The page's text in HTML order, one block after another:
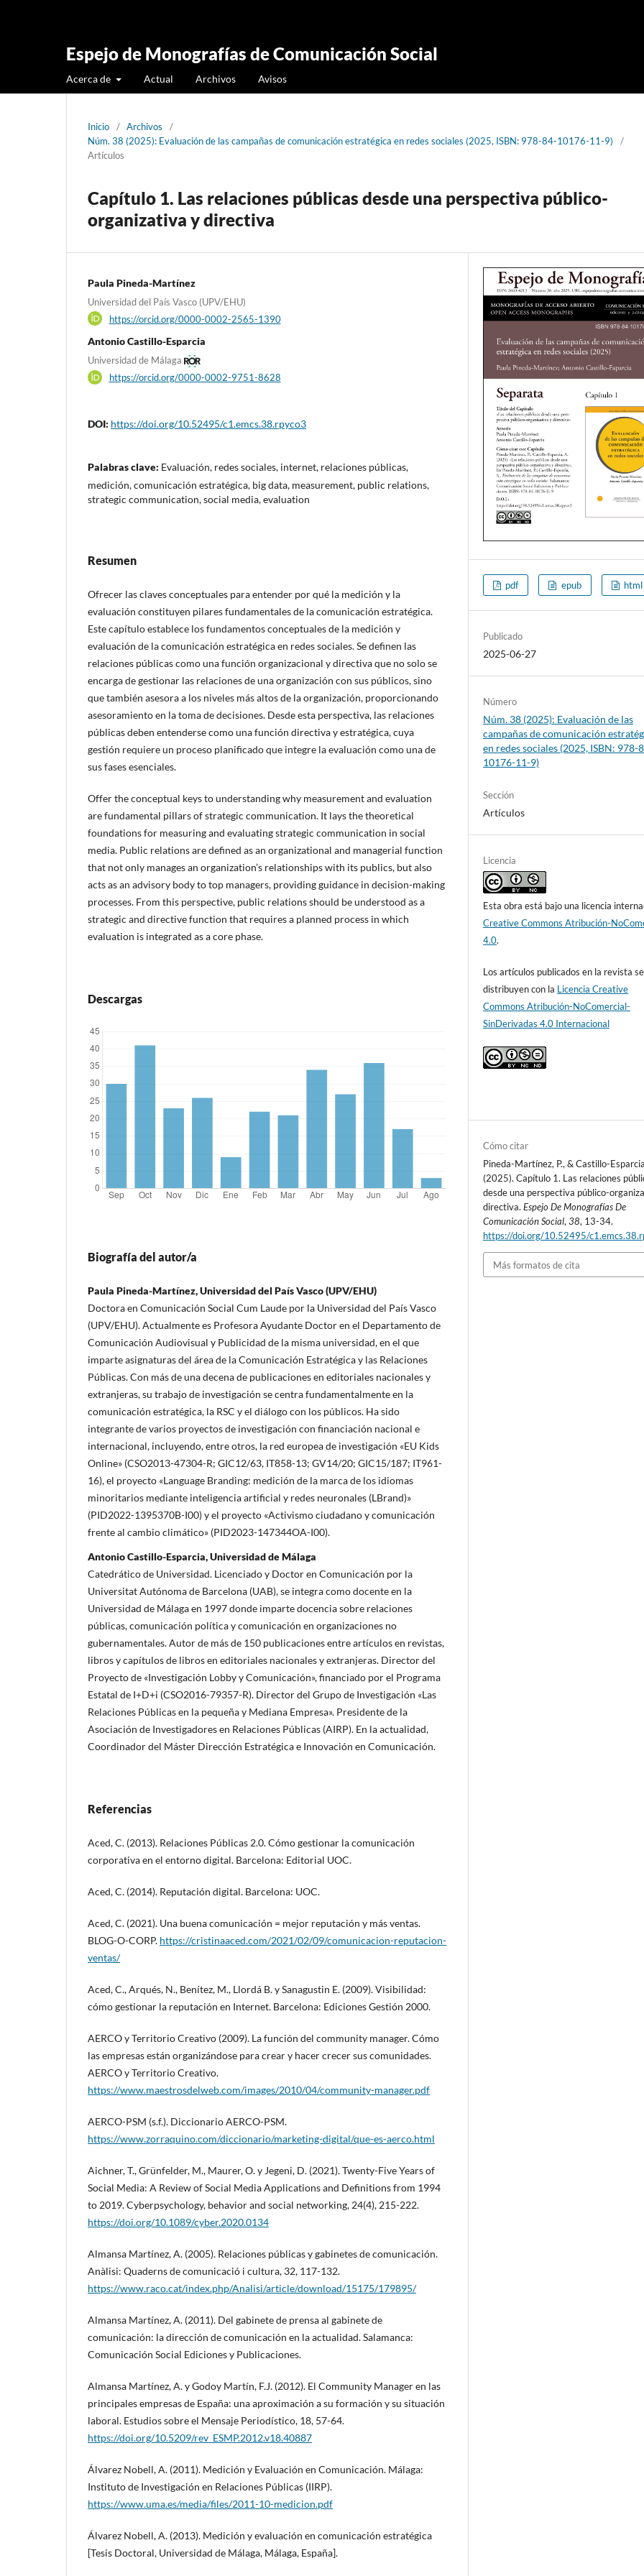
Espejo de Monografías de Comunicación Social
Acerca de Actual Archivos Avisos
Inicio / Archivos
/
Núm. 38 (2025): Evaluación de las campañas de comunicación estratégica en redes sociales (2025, ISBN: 978-84-10176-11-9)
/
Artículos
Capítulo 1. Las relaciones públicas desde una perspectiva público-
organizativa y directiva
Paula Pineda-Martínez
Universidad del País Vasco (UPV/EHU)
https://orcid.org/0000-0002-2565-1390
Antonio Castillo-Esparcia
Universidad de Málaga
https://orcid.org/0000-0002-9751-8628
DOI: https://doi.org/10.52495/c1.emcs.38.rpyco3
Palabras clave: Evaluación, redes sociales, internet, relaciones públicas,
medición, comunicación estratégica, big data, measurement, public relations,
strategic communication, social media, evaluation
Resumen
Ofrecer las claves conceptuales para entender por qué la medición y la
evaluación constituyen pilares fundamentales de la comunicación estratégica.
Este capítulo establece los fundamentos conceptuales de la medición y
evaluación de la comunicación estratégica en redes sociales. Se definen las
relaciones públicas como una función organizacional y directiva que no solo se
encarga de gestionar las relaciones de una organización con sus públicos, sino
que también asesora a los niveles más altos de la organización, proporcionando
asesoramiento en la toma de decisiones. Desde esta perspectiva, las relaciones
públicas deben entenderse como una función directiva y estratégica, cuya
gestión requiere un proceso planificado que integre la evaluación como una de
sus fases esenciales.
Offer the conceptual keys to understanding why measurement and evaluation
are fundamental pillars of strategic communication. It lays the theoretical
foundations for measuring and evaluating strategic communication in social
media. Public relations are defined as an organizational and managerial function
that not only manages an organization’s relationships with its publics, but also
acts as an advisory body to top managers, providing guidance in decision-making
processes. From this perspective, public relations should be understood as a
strategic and directive function that requires a planned process in which
evaluation is integrated as a core phase.
Descargas
Biografía del autor/a
Paula Pineda-Martínez, Universidad del País Vasco (UPV/EHU)
Doctora en Comunicación Social Cum Laude por la Universidad del País Vasco
(UPV/EHU). Actualmente es Profesora Ayudante Doctor en el Departamento de
Comunicación Audiovisual y Publicidad de la misma universidad, en el que
imparte asignaturas del área de la Comunicación Estratégica y las Relaciones
Públicas. Con más de una decena de publicaciones en editoriales nacionales y
extranjeras, su trabajo de investigación se centra fundamentalmente en la
comunicación estratégica, la RSC y el diálogo con los públicos. Ha sido
integrante de varios proyectos de investigación con financiación nacional e
internacional, incluyendo, entre otros, la red europea de investigación «EU Kids
Online» (CSO2013-47304-R; GIC12/63, IT858-13; GV14/20; GIC15/187; IT961-
16), el proyecto «Language Branding: medición de la marca de los idiomas
minoritarios mediante inteligencia artificial y redes neuronales (LBrand)»
(PID2022-1395370B-I00) y el proyecto «Activismo ciudadano y comunicación
frente al cambio climático» (PID2023-147344OA-I00).
Antonio Castillo-Esparcia, Universidad de Málaga
Catedrático de Universidad. Licenciado y Doctor en Comunicación por la
Universitat Autónoma de Barcelona (UAB), se integra como docente en la
Universidad de Málaga en 1997 donde imparte docencia sobre relaciones
públicas, comunicación política y comunicación en organizaciones no
gubernamentales. Autor de más de 150 publicaciones entre artículos en revistas,
libros y capítulos de libros en editoriales nacionales y extranjeras. Director del
Proyecto de «Investigación Lobby y Comunicación», financiado por el Programa
Estatal de I+D+i (CSO2016-79357-R). Director del Grupo de Investigación «Las
Relaciones Públicas en la pequeña y Mediana Empresa». Presidente de la
Asociación de Investigadores en Relaciones Públicas (AIRP). En la actualidad,
Coordinador del Máster Dirección Estratégica e Innovación en Comunicación.
Referencias
Aced, C. (2013). Relaciones Públicas 2.0. Cómo gestionar la comunicación
corporativa en el entorno digital. Barcelona: Editorial UOC.
Aced, C. (2014). Reputación digital. Barcelona: UOC.
Aced, C. (2021). Una buena comunicación = mejor reputación y más ventas.
BLOG-O-CORP. https://cristinaaced.com/2021/02/09/comunicacion-reputacion-
ventas/
Aced, C., Arqués, N., Benítez, M., Llordá B. y Sanagustin E. (2009). Visibilidad:
cómo gestionar la reputación en Internet. Barcelona: Ediciones Gestión 2000.
AERCO y Territorio Creativo (2009). La función del community manager. Cómo
las empresas están organizándose para crear y hacer crecer sus comunidades.
AERCO y Territorio Creativo.
https://www.maestrosdelweb.com/images/2010/04/community-manager.pdf
AERCO-PSM (s.f.). Diccionario AERCO-PSM.
https://www.zorraquino.com/diccionario/marketing-digital/que-es-aerco.html
Aichner, T., Grünfelder, M., Maurer, O. y Jegeni, D. (2021). Twenty-Five Years of
Social Media: A Review of Social Media Applications and Definitions from 1994
to 2019. Cyberpsychology, behavior and social networking, 24(4), 215-222.
https://doi.org/10.1089/cyber.2020.0134
Almansa Martínez, A. (2005). Relaciones públicas y gabinetes de comunicación.
Anàlisi: Quaderns de comunicació i cultura, 32, 117-132.
https://www.raco.cat/index.php/Analisi/article/download/15175/179895/
Almansa Martínez, A. (2011). Del gabinete de prensa al gabinete de
comunicación: la dirección de comunicación en la actualidad. Salamanca:
Comunicación Social Ediciones y Publicaciones.
Almansa Martínez, A. y Godoy Martín, F.J. (2012). El Community Manager en las
principales empresas de España: una aproximación a su formación y su situación
laboral. Estudios sobre el Mensaje Periodístico, 18, 57-64.
https://doi.org/10.5209/rev_ESMP.2012.v18.40887
Álvarez Nobell, A. (2011). Medición y Evaluación en Comunicación. Málaga:
Instituto de Investigación en Relaciones Públicas (IIRP).
https://www.uma.es/media/files/2011-10-medicion.pdf
Álvarez Nobell, A. (2013). Medición y evaluación en comunicación estratégica
[Tesis Doctoral, Universidad de Málaga, Málaga, España].
pdf epub html
Publicado
2025-06-27
Número
Núm. 38 (2025): Evaluación de las
campañas de comunicación
en redes sociales (2025, ISBN: 978-
10176-11-9)
Sección
Artículos
Licencia
Esta obra está bajo una licencia
Creative Commons Atribución-
4.0.
Los artículos publicados en la revista se
distribuyen con la Licencia Creative
Commons Atribución-NoComercial-
SinDerivadas 4.0 Internacional
Cómo citar
Pineda-Martínez, P., & Castillo-
(2025). Capítulo 1. Las relaciones
desde una perspectiva público-
directiva.Espejo De Monografías De
Comunicación Social,38, 13-34.
https://doi.org/10.52495/
Más formatos de cita